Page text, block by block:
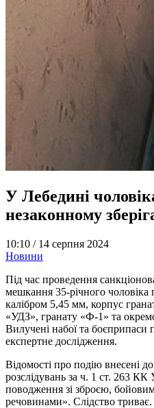
У Лебедині
незаконному
10:10 / 14 серпня 2024
Новини
Під час проведення
мешкання 35-річного чоловіка
калібром 5,45 мм, корпус
«УДЗ», гранату «Ф-1» та
Вилучені набої та боєприпаси
експертне дослідження.
Відомості про подію внесені
розслідувань за ч. 1 ст. 263 КК
поводження зі зброєю,
речовинами». Слідство триває.